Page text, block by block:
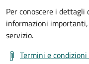
Per conoscere i
informazioni
servizio.
Termini e